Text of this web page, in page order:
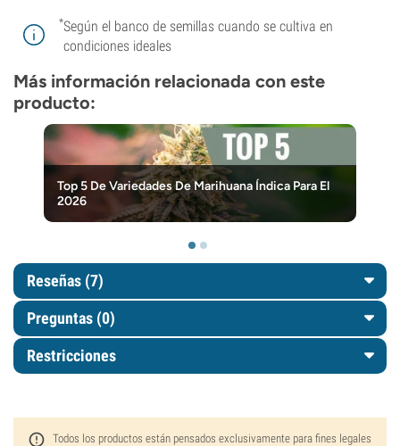
*Según el banco de semillas cuando se cultiva en
condiciones ideales
Más información relacionada con este
producto:
Top 5 De Variedades De Marihuana Índica Para El
2026
Reseñas (7)
Preguntas (0)
Restricciones
Todos los productos están pensados exclusivamente para fines legales